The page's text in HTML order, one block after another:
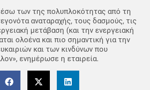
των της πολυπλοκότητας από τη
αναταραχής, τους δασμούς, τις
μετάβαση (και την ενεργειακή
ολοένα και πιο σημαντική για την
και των κινδύνων που
ενημέρωσε η εταιρεία.